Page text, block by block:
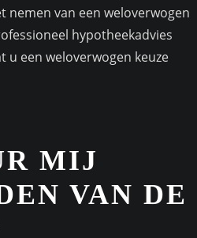
nemen van een weloverwogen
hypotheekadvies
u een weloverwogen keuze
MIJ
VAN DE